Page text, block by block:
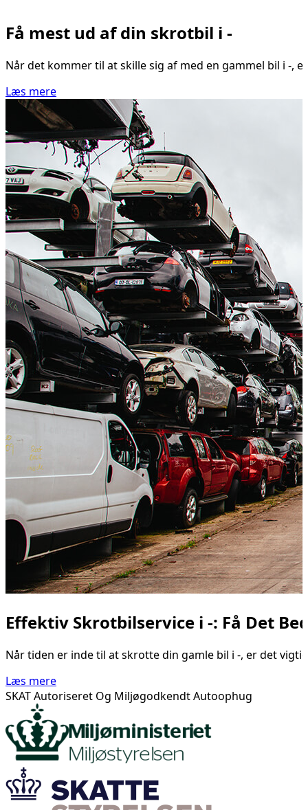
Få mest ud af din skrotbil i -
Når det kommer til at skille sig af med en gammel bil i -
Læs mere
Effektiv Skrotbilservice i -: Få Det
Når tiden er inde til at skrotte din gamle bil i -, er det
Læs mere
SKAT Autoriseret Og Miljøgodkendt Autoophug